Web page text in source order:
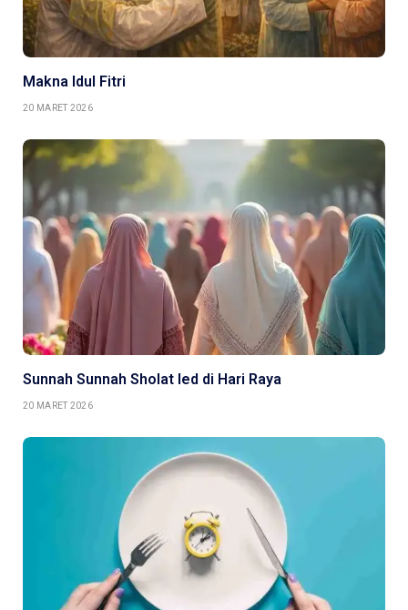
Makna Idul Fitri
20 MARET 2026
Sunnah Sunnah Sholat Ied di Hari Raya
20 MARET 2026